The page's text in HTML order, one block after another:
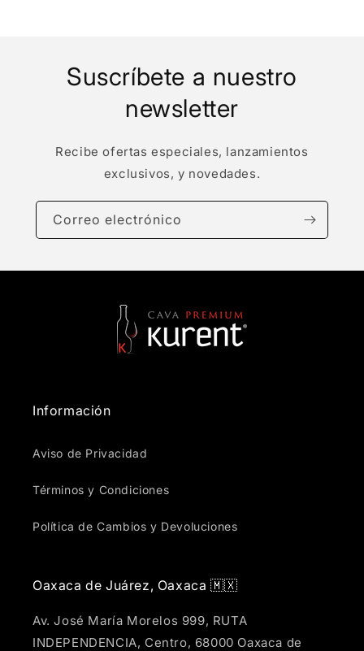
Suscríbete a nuestro
newsletter
Recibe ofertas especiales, lanzamientos
exclusivos, y novedades.
Correo electrónico
Información
Aviso de Privacidad
Términos y Condiciones
Política de Cambios y Devoluciones
Oaxaca de Juárez, Oaxaca 🇲🇽
Av. José María Morelos 999, RUTA
INDEPENDENCIA, Centro, 68000 Oaxaca de